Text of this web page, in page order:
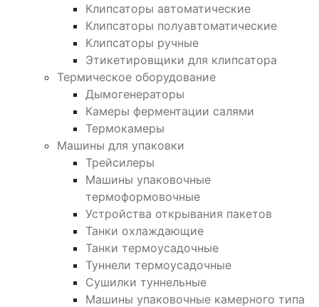
Клипсаторы автоматические
Клипсаторы полуавтоматические
Клипсаторы ручные
Этикетировщики для клипсатора
Термическое оборудование
Дымогенераторы
Камеры ферментации салями
Термокамеры
Машины для упаковки
Трейсилеры
Машины упаковочные
термоформовочные
Устройства открывания пакетов
Танки охлаждающие
Танки термоусадочные
Туннели термоусадочные
Сушилки туннельные
Машины упаковочные камерного типа